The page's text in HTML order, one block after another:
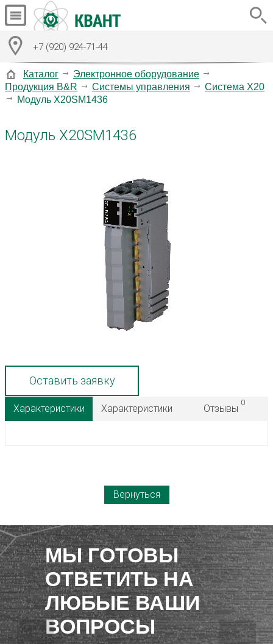
+7 (920) 924-71-44
Каталог
Электронное оборудование
Продукция B&R
Системы управления
Система X20
Модуль X20SM1436
Модуль X20SM1436
Оставить заявку
Характеристики Характеристики Отзывы
0
Вернуться
МЫ ГОТОВЫ
ОТВЕТИТЬ НА
ЛЮБЫЕ ВАШИ
ВОПРОСЫ